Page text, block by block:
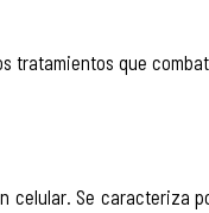
tratamientos que
celular. Se caracteriza